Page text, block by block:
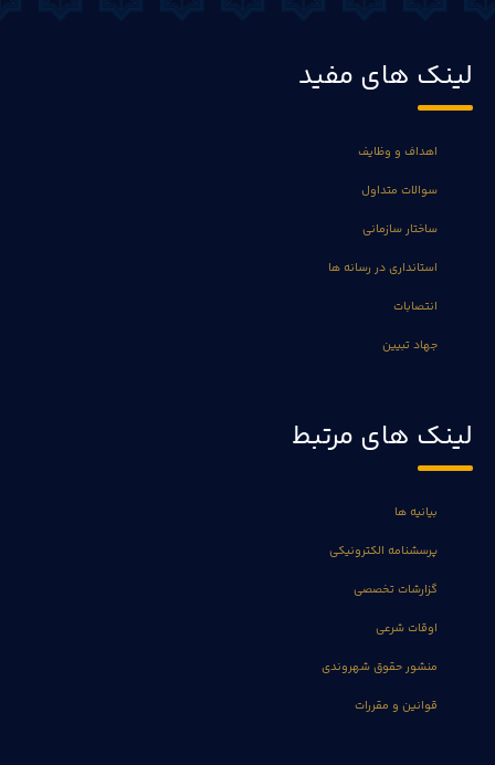
لینک های مفید
اهداف و وظایف
سوالات متداول
ساختار سازمانی
استانداری در رسانه ها
انتصابات
جهاد تبیین
لینک های مرتبط
بیانیه ها
پرسشنامه الکترونیکی
گزارشات تخصصی
اوقات شرعی
منشور حقوق شهروندی
قوانین و مقررات